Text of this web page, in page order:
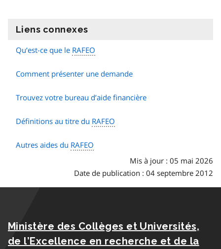
Liens connexes
Qu‘est-ce que le RAFEO
Comment présenter une demande
Trouvez votre bureau d’aide financière
Définitions au titre du RAFEO
Autres aides du RAFEO
Mis à jour : 05 mai 2026
Date de publication : 04 septembre 2012
Ministère des Collèges et Universités,
de l’Excellence en recherche et de la